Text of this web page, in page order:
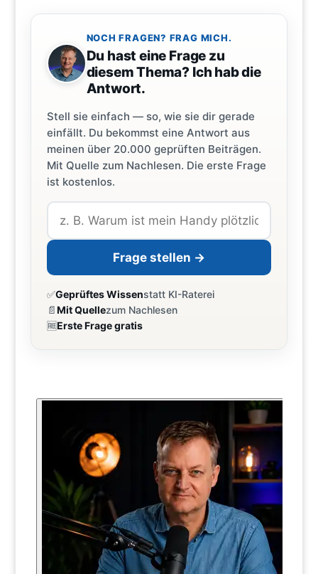
NOCH FRAGEN? FRAG MICH.
Du hast eine Frage zu
diesem Thema? Ich hab die
Antwort.
Stell sie einfach — so, wie sie dir gerade
einfällt. Du bekommst eine Antwort aus
meinen über 20.000 geprüften Beiträgen.
Mit Quelle zum Nachlesen. Die erste Frage
ist kostenlos.
Frage stellen →
✅Geprüftes Wissenstatt KI-Raterei
📄Mit Quellezum Nachlesen
🆓Erste Frage gratis